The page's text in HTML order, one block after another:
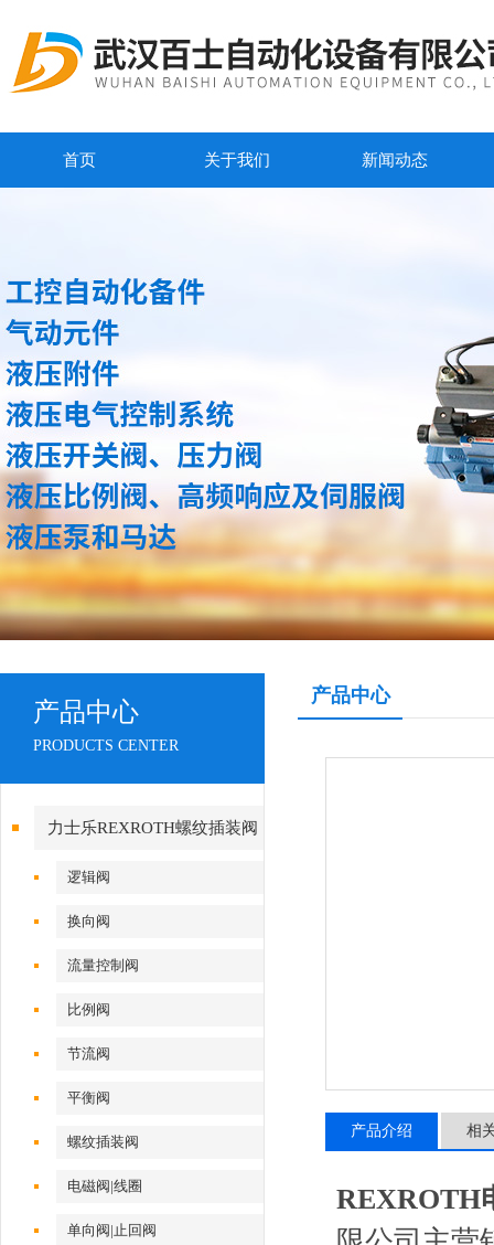
首页 关于我们 新闻动态
产品中心
PRODUCTS CENTER
力士乐REXROTH螺纹插装阀
逻辑阀
换向阀
流量控制阀
比例阀
节流阀
平衡阀
螺纹插装阀
电磁阀|线圈
单向阀|止回阀
产品中心
产品介绍 相
REXROTH